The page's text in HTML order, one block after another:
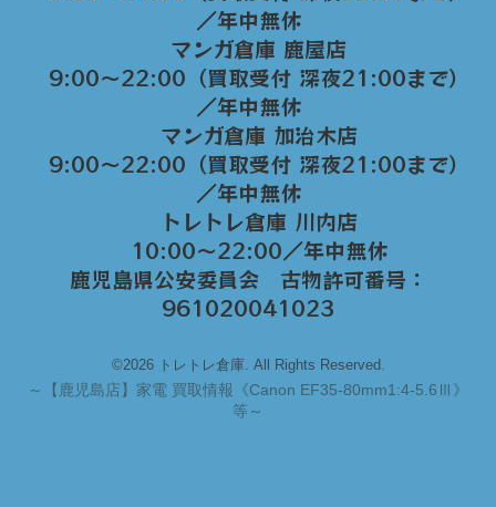
／年中無休
マンガ倉庫 鹿屋店
9:00～22:00（買取受付 深夜21:00まで）
／年中無休
マンガ倉庫 加治木店
9:00〜22:00（買取受付 深夜21:00まで）
／年中無休
トレトレ倉庫 川内店
10:00〜22:00／年中無休
鹿児島県公安委員会 古物許可番号：
961020041023
©2026 トレトレ倉庫. All Rights Reserved.
～
【鹿児島店】家電 買取情報《Canon EF35-80mm1:4-5.6Ⅲ》
等～